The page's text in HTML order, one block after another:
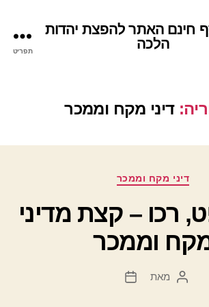
חינם האתר להפצת יהדות
הלכה
תפריט
דיני מקח וממכר
קטגוריות
דיני מקח וממכר
רכו – קצת מדיני
וממכר
המחבר
מאת
תאריך